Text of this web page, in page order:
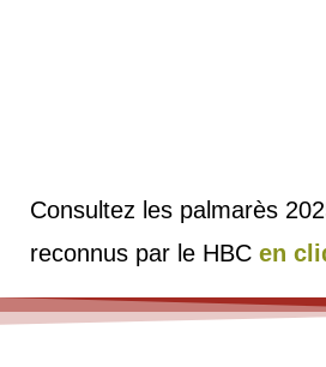
Consultez les palmarès
reconnus par le HBC en